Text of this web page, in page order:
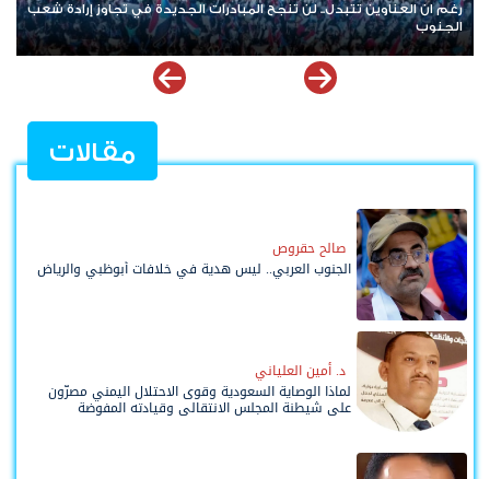
رغم ان العناوين تتبدل.. لن تنجح المبادرات الجديدة في تجاوز إرادة شعب
الجنوب
مقالات
صالح حقروص
الجنوب العربي.. ليس هدية في خلافات أبوظبي والرياض
د. أمين العلياني
لماذا الوصاية السعودية وقوى الاحتلال اليمني مصرّون
على شيطنة المجلس الانتقالي وقيادته المفوضة
وحواضنه الشعبية؟